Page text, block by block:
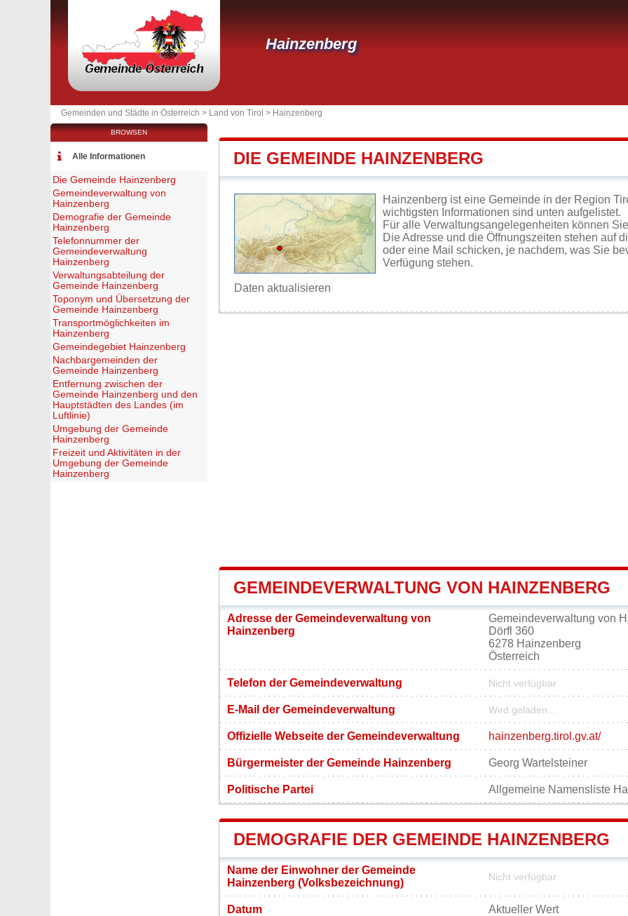
Hainzenberg
Gemeinden und Städte in Österreich > Land von Tirol > Hainzenberg
DIE GEMEINDE HAINZENBERG
Hainzenberg ist eine Gemeinde in der Region
wichtigsten Informationen sind unten aufgelistet.
Für alle Verwaltungsangelegenheiten können
Die Adresse und die Öffnungszeiten stehen auf
oder eine Mail schicken, je nachdem, was Sie
Verfügung stehen.
Daten aktualisieren
GEMEINDEVERWALTUNG VON HAINZENBERG
Adresse der Gemeindeverwaltung von
Hainzenberg
Gemeindeverwaltung von
Dörfl 360
6278 Hainzenberg
Österreich
Telefon der Gemeindeverwaltung Nicht verfügbar
E-Mail der Gemeindeverwaltung Wird geladen...
Offizielle Webseite der Gemeindeverwaltung hainzenberg.tirol.gv.at/
Bürgermeister der Gemeinde Hainzenberg Georg Wartelsteiner
Politische Partei Allgemeine Namensliste
DEMOGRAFIE DER GEMEINDE HAINZENBERG
Name der Einwohner der Gemeinde
Hainzenberg (Volksbezeichnung)
Nicht verfügbar
Datum Aktueller Wert
BROWSEN
Alle Informationen
Die Gemeinde Hainzenberg
Gemeindeverwaltung von
Hainzenberg
Demografie der Gemeinde
Hainzenberg
Telefonnummer der
Gemeindeverwaltung
Hainzenberg
Verwaltungsabteilung der
Gemeinde Hainzenberg
Toponym und Übersetzung der
Gemeinde Hainzenberg
Transportmöglichkeiten im
Hainzenberg
Gemeindegebiet Hainzenberg
Nachbargemeinden der
Gemeinde Hainzenberg
Entfernung zwischen der
Gemeinde Hainzenberg und den
Hauptstädten des Landes (im
Luftlinie)
Umgebung der Gemeinde
Hainzenberg
Freizeit und Aktivitäten in der
Umgebung der Gemeinde
Hainzenberg